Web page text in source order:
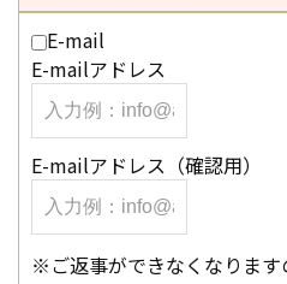
E-mail
E-mailアドレス
E-mailアドレス（確認用）
※ご返事ができなくなります